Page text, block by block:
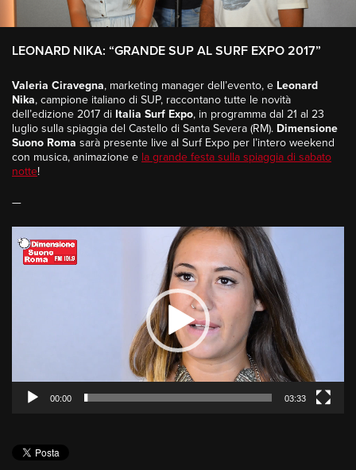
LEONARD NIKA: “GRANDE SUP AL SURF EXPO 2017”
Valeria Ciravegna, marketing manager dell’evento, e Leonard
Nika, campione italiano di SUP, raccontano tutte le novità
dell’edizione 2017 di Italia Surf Expo, in programma dal 21 al 23
luglio sulla spiaggia del Castello di Santa Severa (RM). Dimensione
Suono Roma sarà presente live al Surf Expo per l’intero weekend
con musica, animazione e la grande festa sulla spiaggia di sabato
notte!
—
Player
00:00 03:33